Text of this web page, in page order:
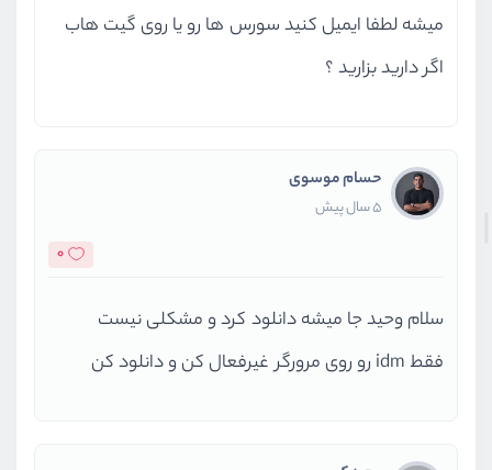
میشه لطفا ایمیل کنید سورس ها رو یا روی گیت هاب
اگر دارید بزارید ؟
حسام موسوی
5 سال پیش
0
سلام وحید جا میشه دانلود کرد و مشکلی نیست
فقط idm رو روی مرورگر غیرفعال کن و دانلود کن